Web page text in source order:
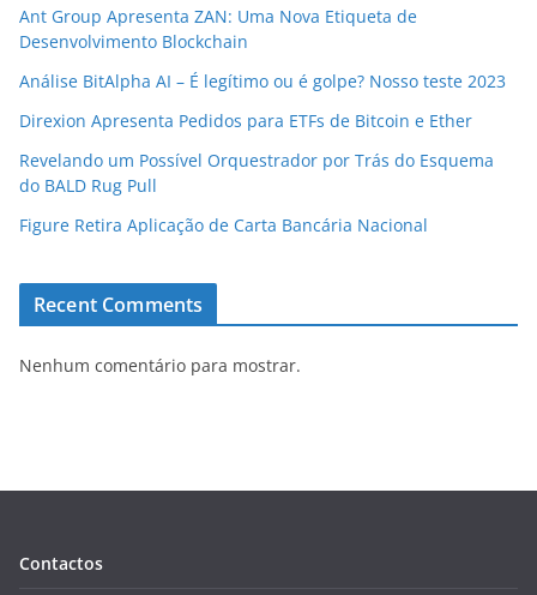
Ant Group Apresenta ZAN: Uma Nova Etiqueta de
Desenvolvimento Blockchain
Análise BitAlpha AI – É legítimo ou é golpe? Nosso teste 2023
Direxion Apresenta Pedidos para ETFs de Bitcoin e Ether
Revelando um Possível Orquestrador por Trás do Esquema
do BALD Rug Pull
Figure Retira Aplicação de Carta Bancária Nacional
Recent Comments
Nenhum comentário para mostrar.
Contactos